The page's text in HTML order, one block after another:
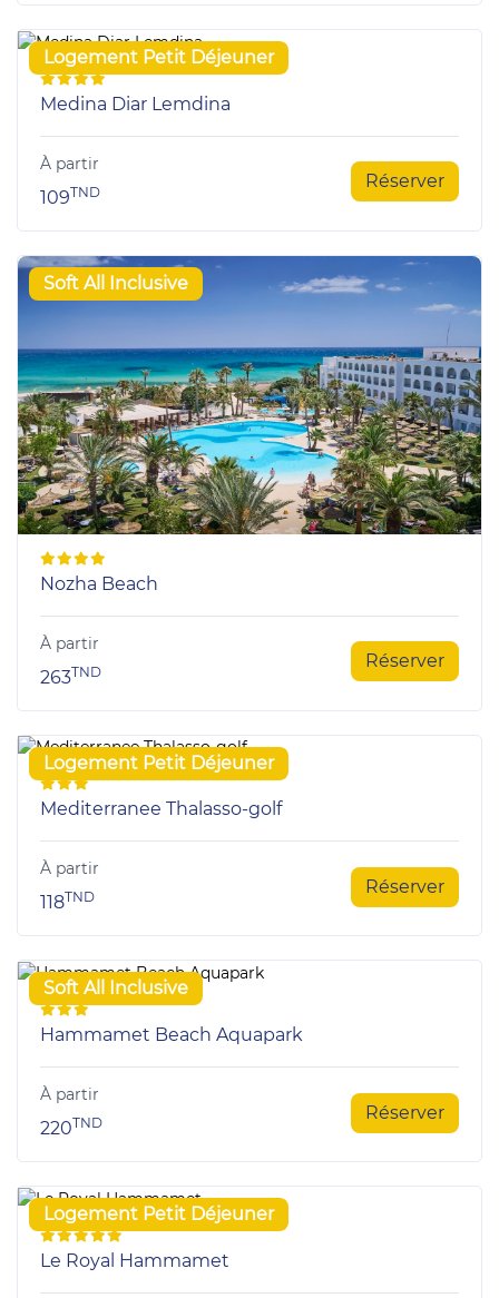
Logement Petit Déjeuner
Medina Diar Lemdina
À partir
109TND Réserver
Soft All Inclusive
Nozha Beach
À partir
263TND Réserver
Logement Petit Déjeuner
Mediterranee Thalasso-golf
À partir
118TND Réserver
Soft All Inclusive
Hammamet Beach Aquapark
À partir
220TND Réserver
Logement Petit Déjeuner
Le Royal Hammamet